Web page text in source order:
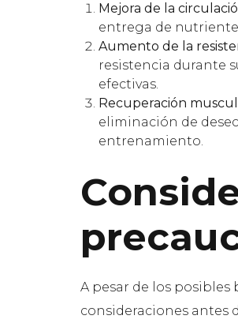
Mejora de la
entrega de
Aumento de la
resistencia durante
efectivas.
Recuperación
eliminación de
entrenamiento.
A pesar de los
consideraciones antes